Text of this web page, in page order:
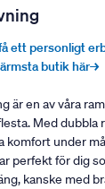
ett personligt
butik här→
är en av våra
Med dubbla
komfort under
perfekt för dig
kanske med